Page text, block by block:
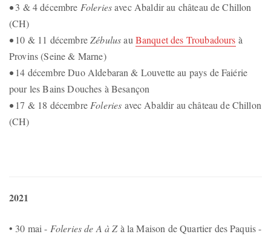
•3 & 4 décembre Foleriesavec Abaldir au château de Chillon
(CH)
• 10 & 11 décembreZébulusau Banquet des Troubadours à
Provins (Seine & Marne)
• 14 décembre Duo Aldebaran & Louvette au pays de Faiérie
pour les Bains Douches à Besançon
• 17 & 18 décembre Foleries avec Abaldir au château de Chillon
(CH)
2021
• 30 mai - Foleries de A à Zà la Maison de Quartier des Paquis -